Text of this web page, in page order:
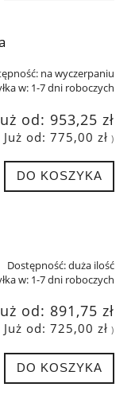
na wyczerpaniu
w: 1-7 dni roboczych
od: 953,25 zł
Już od: 775,00 zł )
DO KOSZYKA
Dostępność:duża ilość
w: 1-7 dni roboczych
od: 891,75 zł
Już od: 725,00 zł )
DO KOSZYKA